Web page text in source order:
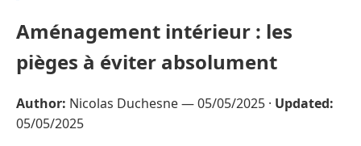
Aménagement intérieur : les
pièges à éviter absolument
Author: Nicolas Duchesne —05/05/2025 · Updated:
05/05/2025